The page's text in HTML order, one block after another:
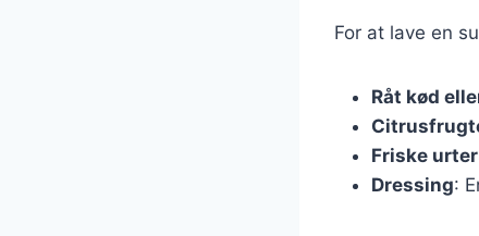
For at lave en
Råt kød
Friske urter
Dressing: